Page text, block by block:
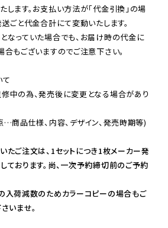
ます。お支払い方法が「代金引換」の場
なっていた場合でも、お届け時の代金に
もございますのでご注意下さい。
中の為、発売後に変更となる場合があり
商品仕様、内容、デザイン、発売時期等)
ご注文は、1セットにつき1枚メーカー発
ております。尚、一次予約締切前のご予約
入荷減数のためカラーコピーの場合もご
いませ。